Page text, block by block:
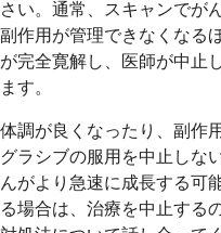
さい。通常、スキャンでが
副作用が管理できなくなる
が完全寛解し、医師が中止
ます。
体調が良くなったり、副作
グラシブの服用を中止しな
んがより急速に成長する可
る場合は、治療を中止する